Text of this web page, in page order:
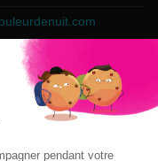
Garantis,cliquez ici pour